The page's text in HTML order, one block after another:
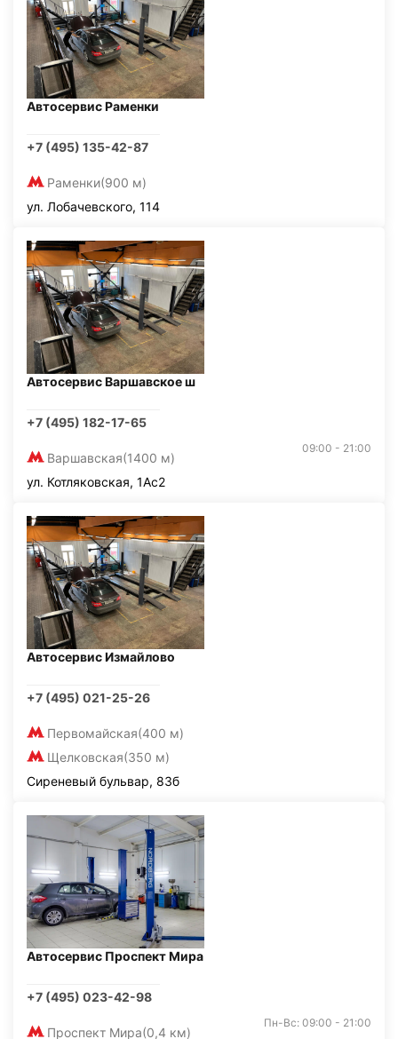
Автосервис Раменки
+7 (495) 135-42-87
Раменки(900 м)
ул. Лобачевского, 114
Автосервис Варшавское ш
+7 (495) 182-17-65
Варшавская(1400 м)
09:00 - 21:00
ул. Котляковская, 1Ас2
Автосервис Измайлово
+7 (495) 021-25-26
Первомайская(400 м)
Щелковская(350 м)
Сиреневый бульвар, 83б
Автосервис Проспект Мира
+7 (495) 023-42-98
Проспект Мира(0,4 км)
Пн-Вс: 09:00 - 21:00